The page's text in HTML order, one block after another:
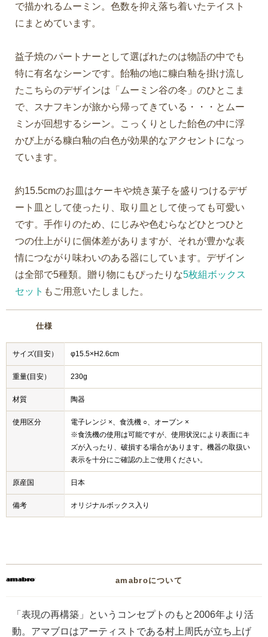
で描かれるムーミン。色数を抑え落ち着いたテイスト
にまとめています。
益子焼のパートナーとして選ばれたのは物語の中でも
特に有名なシーンです。飴釉の地に糠白釉を掛け流し
たこちらのデザインは「ムーミン谷の冬」のひとこま
で、スナフキンが旅から帰ってきている・・・とムー
ミンが回想するシーン。こっくりとした飴色の中に浮
かび上がる糠白釉の白色が効果的なアクセントになっ
ています。
約15.5cmのお皿はケーキや焼き菓子を盛りつけるデザ
ート皿として使ったり、取り皿として使っても可愛い
です。手作りのため、にじみや色むらなどひとつひと
つの仕上がりに個体差がありますが、それが豊かな表
情につながり味わいのある器にしています。デザイン
は全部で5種類。贈り物にもぴったりな5枚組ボックス
セット もご用意いたしました。
仕様
サイズ(目安） φ15.5×H2.6cm
重量(目安） 230g
材質 陶器
使用区分
電子レンジ ×、食洗機 ○、オーブン ×
※食洗機の使用は可能ですが、使用状況により表面にキ
ズが入ったり、破損する場合があります。機器の取扱い
表示を十分にご確認の上ご使用ください。
原産国 日本
備考 オリジナルボックス入り
amabroについて
「表現の再構築」というコンセプトのもと2006年より活
動。アマブロはアーティストである村上周氏が立ち上げ